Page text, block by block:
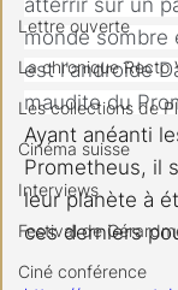
Lettre ouverte
La chronique Recto
Les collections de
Cinéma suisse
Interviews
Festival de
Ciné conférence
monde sombre
est l'androïde
maudite du
Ayant anéanti
Prometheus, il
leur planète à
ces derniers